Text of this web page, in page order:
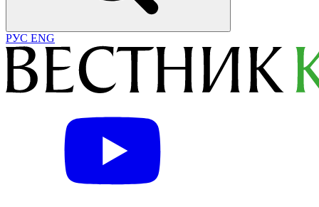
РУС ENG